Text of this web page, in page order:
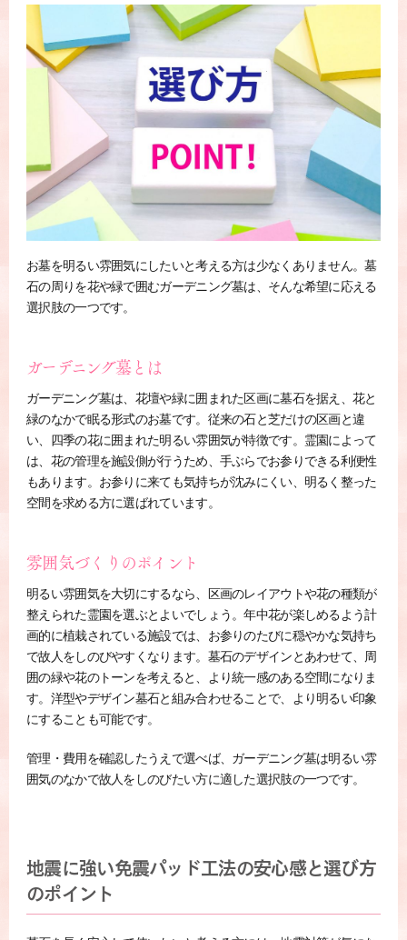
お墓を明るい雰囲気にしたいと考える方は少なくありません。墓
石の周りを花や緑で囲むガーデニング墓は、そんな希望に応える
選択肢の一つです。
ガーデニング墓とは
ガーデニング墓は、花壇や緑に囲まれた区画に墓石を据え、花と
緑のなかで眠る形式のお墓です。従来の石と芝だけの区画と違
い、四季の花に囲まれた明るい雰囲気が特徴です。霊園によって
は、花の管理を施設側が行うため、手ぶらでお参りできる利便性
もあります。お参りに来ても気持ちが沈みにくい、明るく整った
空間を求める方に選ばれています。
雰囲気づくりのポイント
明るい雰囲気を大切にするなら、区画のレイアウトや花の種類が
整えられた霊園を選ぶとよいでしょう。年中花が楽しめるよう計
画的に植栽されている施設では、お参りのたびに穏やかな気持ち
で故人をしのびやすくなります。墓石のデザインとあわせて、周
囲の緑や花のトーンを考えると、より統一感のある空間になりま
す。洋型やデザイン墓石と組み合わせることで、より明るい印象
にすることも可能です。
管理・費用を確認したうえで選べば、ガーデニング墓は明るい雰
囲気のなかで故人をしのびたい方に適した選択肢の一つです。
地震に強い免震パッド工法の安心感と選び方
のポイント